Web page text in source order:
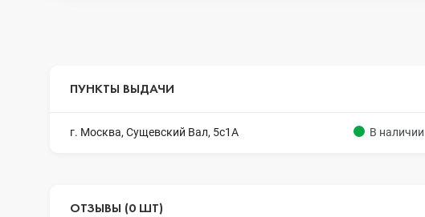
ПУНКТЫ ВЫДАЧИ
г. Москва, Сущевский Вал, 5с1А В наличии
ОТЗЫВЫ (0 ШТ)